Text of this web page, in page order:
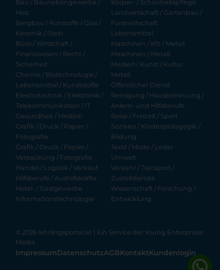
Bau / Baunebengewerbe /
Holz
Bergbau / Rohstoffe / Glas /
Keramik / Stein
Büro / Wirtschaft /
Finanzwesen / Recht /
Sicherheit
Chemie / Biotechnologie /
Lebensmittel / Kunststoffe
Elektrotechnik / Elektronik /
Telekommunikation / IT
Gesundheit / Medizin
Grafik / Druck / Papier /
Fotografie
Grafik / Druck / Papier /
Verpackung / Fotografie
Handel / Logistik / Verkauf
Hilfsberufe / Aushilfskräfte
Hotel- / Gastgewerbe
Informationstechnologie
Körper- / Schönheitspflege
Landwirtschaft / Gartenbau /
Forstwirtschaft
Lebensmittel
Maschinen / Kfz / Metall
Maschinen / Metall
Medien / Kunst / Kultur
Metall
Öffentlicher Dienst
Reinigung / Hausbetreuung /
Anlern- und Hilfsberufe
Reise / Freizeit / Sport
Soziales / Kinderpädagogik /
Bildung
Textil / Mode / Leder
Umwelt
Verkehr / Transport /
Zustelldienste
Wissenschaft / Forschung /
Entwicklung
© 2026 lehrlingsportal.at | Ein Service der Young Enterprises
Media
ImpressumDatenschutzAGBKontaktKundenlogin